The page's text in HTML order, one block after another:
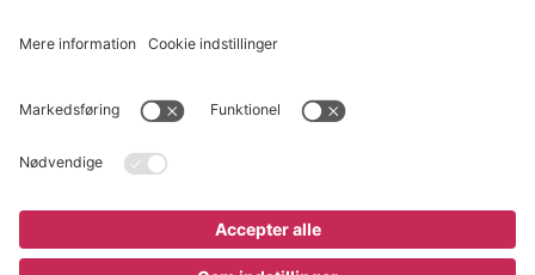
4.495 kr
© 2026 Gerdmans Kontor- & Lagerudstyr A/S Alle priser er ekskl.
Cookie indstillinger